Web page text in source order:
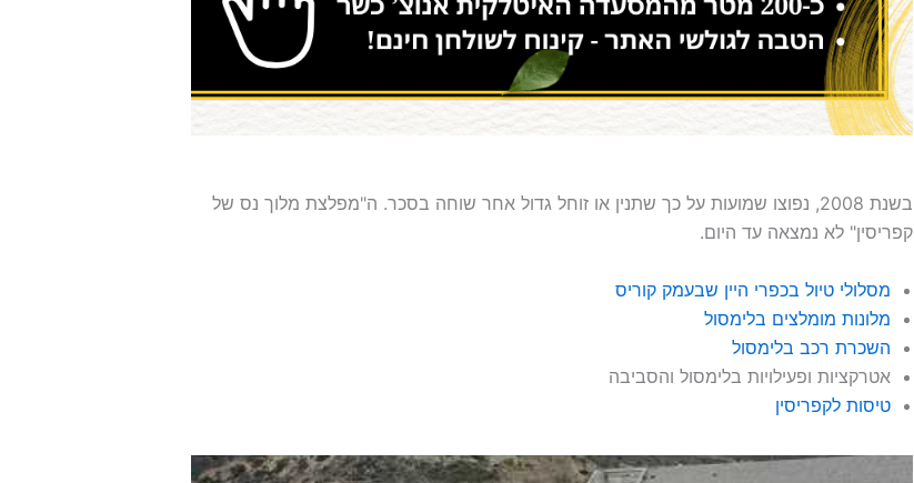
בשנת 2008, נפוצו שמועות על כך שתנין או זוחל גדול אחר שוחה בסכר. ה"מפלצת מלוך נס של
קפריסין" לא נמצאה עד היום.
מסלולי טיול בכפרי היין שבעמק קוריס
מלונות מומלצים בלימסול
השכרת רכב בלימסול
אטרקציות ופעילויות בלימסול והסביבה
טיסות לקפריסין